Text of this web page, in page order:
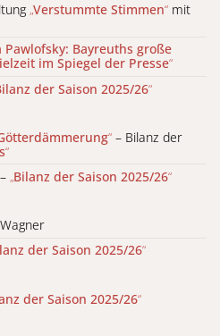
„Verstummte Stimmen“ mit
Pawlofsky: Bayreuths große
im Spiegel der Presse“
der Saison 2025/26“
“ – Bilanz der
“
„Bilanz der Saison 2025/26“
der Saison 2025/26“
der Saison 2025/26“